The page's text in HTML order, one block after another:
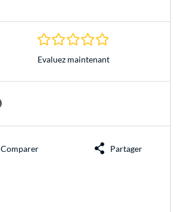
0.0 Étoiles à 0
Evaluez maintenant
Comparer Partager